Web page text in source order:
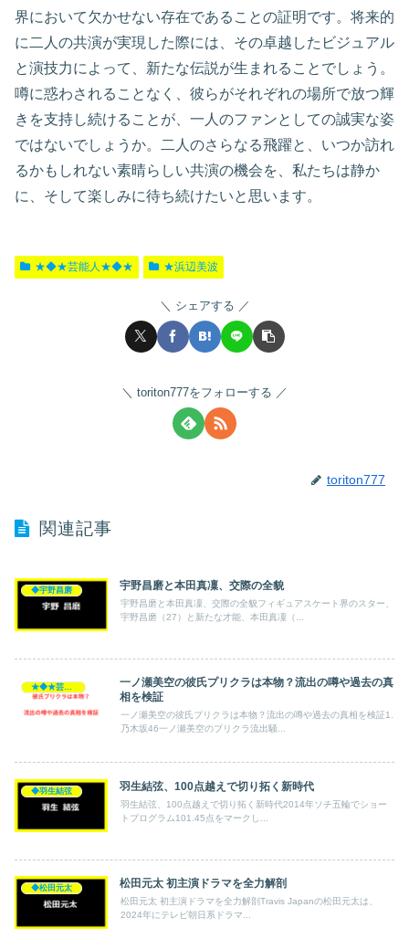
界において欠かせない存在であることの証明です。将来的
に二人の共演が実現した際には、その卓越したビジュアル
と演技力によって、新たな伝説が生まれることでしょう。
噂に惑わされることなく、彼らがそれぞれの場所で放つ輝
きを支持し続けることが、一人のファンとしての誠実な姿
ではないでしょうか。二人のさらなる飛躍と、いつか訪れ
るかもしれない素晴らしい共演の機会を、私たちは静か
に、そして楽しみに待ち続けたいと思います。
★◆★芸能人★◆★ ★浜辺美波
シェアする
toriton777をフォローする
toriton777
関連記事
◆宇野昌磨 宇野昌磨と本田真凜、交際の全貌
宇野昌磨と本田真凜、交際の全貌フィギュアスケート界のスター、
宇野昌磨（27）と新たな才能、本田真凜（...
★◆★芸能人★◆★
一ノ瀬美空の彼氏プリクラは本物？流出の噂や過去の真
相を検証
一ノ瀬美空の彼氏プリクラは本物？流出の噂や過去の真相を検証1.
乃木坂46一ノ瀬美空のプリクラ流出騒...
◆羽生結弦 羽生結弦、100点越えで切り拓く新時代
羽生結弦、100点越えで切り拓く新時代2014年ソチ五輪でショー
トプログラム101.45点をマークし...
◆松田元太 松田元太 初主演ドラマを全力解剖
松田元太 初主演ドラマを全力解剖Travis Japanの松田元太は、
2024年にテレビ朝日系ドラマ...